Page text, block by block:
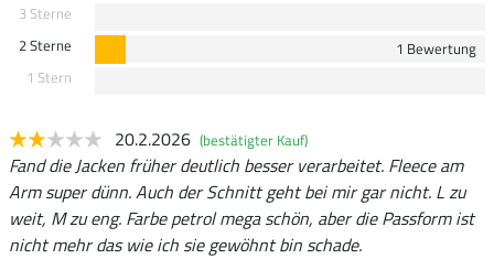
3 Sterne
2 Sterne
1 Bewertung
1 Stern
20.2.2026 (bestätigter Kauf)
Fand die Jacken früher deutlich besser verarbeitet. Fleece am
Arm super dünn. Auch der Schnitt geht bei mir gar nicht. L zu
weit, M zu eng. Farbe petrol mega schön, aber die Passform ist
nicht mehr das wie ich sie gewöhnt bin schade.